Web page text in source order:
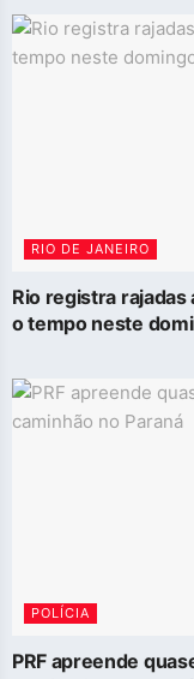
RIO DE JANEIRO
Rio registra
o tempo neste
POLÍCIA
PRF apreende